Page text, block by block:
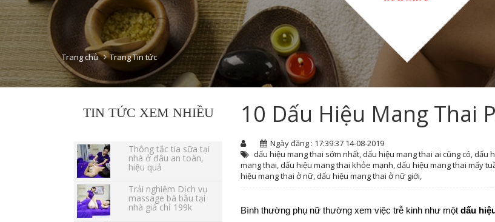
Trang chủ Trang Tin tức
TIN TỨC XEM NHIỀU
Thông tắc tia sữa tại
nhà ở đâu an toàn,
hiệu quả
Trải nghiệm Dịch vụ
massage bà bầu tại
nhà giá chỉ 199k
10 Dấu Hiệu Mang Thai
Ngày đăng : 17:39:37 14-08-2019
dấu hiệu mang thai sớm nhất,dấu hiệu mang thai ai cũng có,dấu
mang thai,dấu hiệu mang thai khỏe mạnh,dấu hiệu mang thai mấy
hiệu mang thai ở nữ,dấu hiệu mang thai ở nữ giới,
Bình thường phụ nữ thường xem việc trễ kinh như một dấu